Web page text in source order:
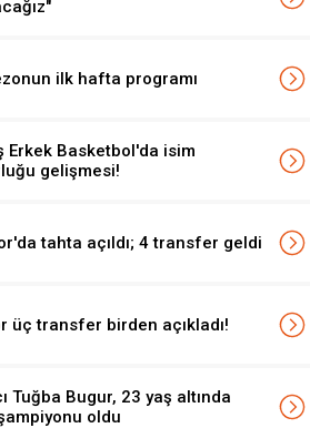
ilk hafta programı
Erkek Basketbol'da isim
gelişmesi!
tahta açıldı; 4 transfer geldi
üç transfer birden açıkladı!
Tuğba Bugur, 23 yaş altında
oldu